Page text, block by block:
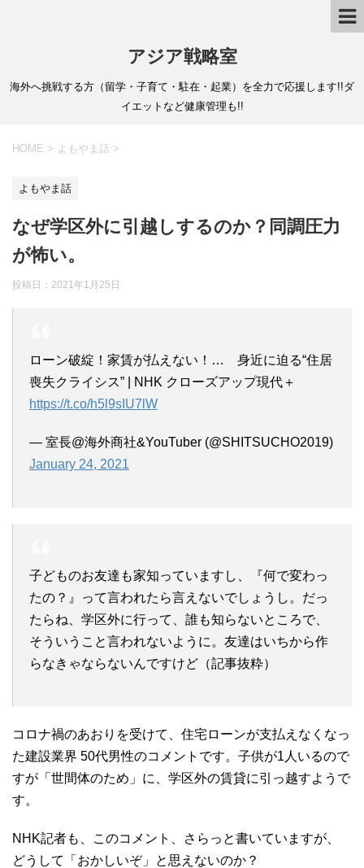
アジア戦略室
海外へ挑戦する方（留学・子育て・駐在・起業）を全力で応援します!!ダ
イエットなど健康管理も!!
HOME > よもやま話 >
よもやま話
なぜ学区外に引越しするのか？同調圧力
が怖い。
投稿日： 2021年1月25日
ローン破綻！家賃が払えない！… 身近に迫る“住居
喪失クライシス” | NHK クローズアップ現代＋
https://t.co/h5l9sIU7lW
— 室長@海外商社&YouTuber (@SHITSUCHO2019)
January 24, 2021
子どものお友達も家知っていますし、『何で変わっ
たの？』って言われたら言えないでしょうし。だっ
たらね、学区外に行って、誰も知らないところで、
そういうこと言われないように。友達はいちから作
らなきゃならないんですけど（記事抜粋）
コロナ禍のあおりを受けて、住宅ローンが支払えなくなっ
た建設業界 50代男性のコメントです。子供が1人いるので
すが「世間体のため」に、学区外の賃貸に引っ越すようで
す。
NHK記者も、このコメント、さらっと書いていますが、
どうして「おかしいぞ」と思えないのか？